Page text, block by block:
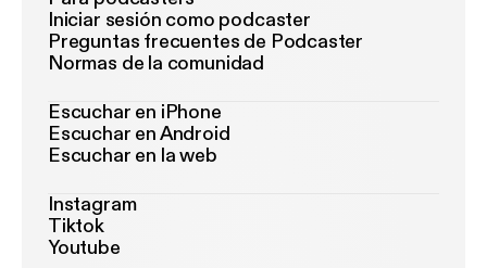
Iniciar sesión como podcaster
Preguntas frecuentes de Podcaster
Normas de la comunidad
Escuchar en iPhone
Escuchar en Android
Escuchar en la web
Instagram
Tiktok
Youtube